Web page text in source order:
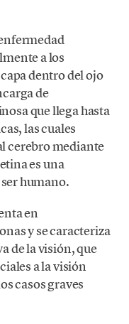
a los
dentro del ojo
de
que llega hasta
las cuales
cerebro mediante
es una
humano.
en
y se caracteriza
de la visión, que
a la visión
casos graves